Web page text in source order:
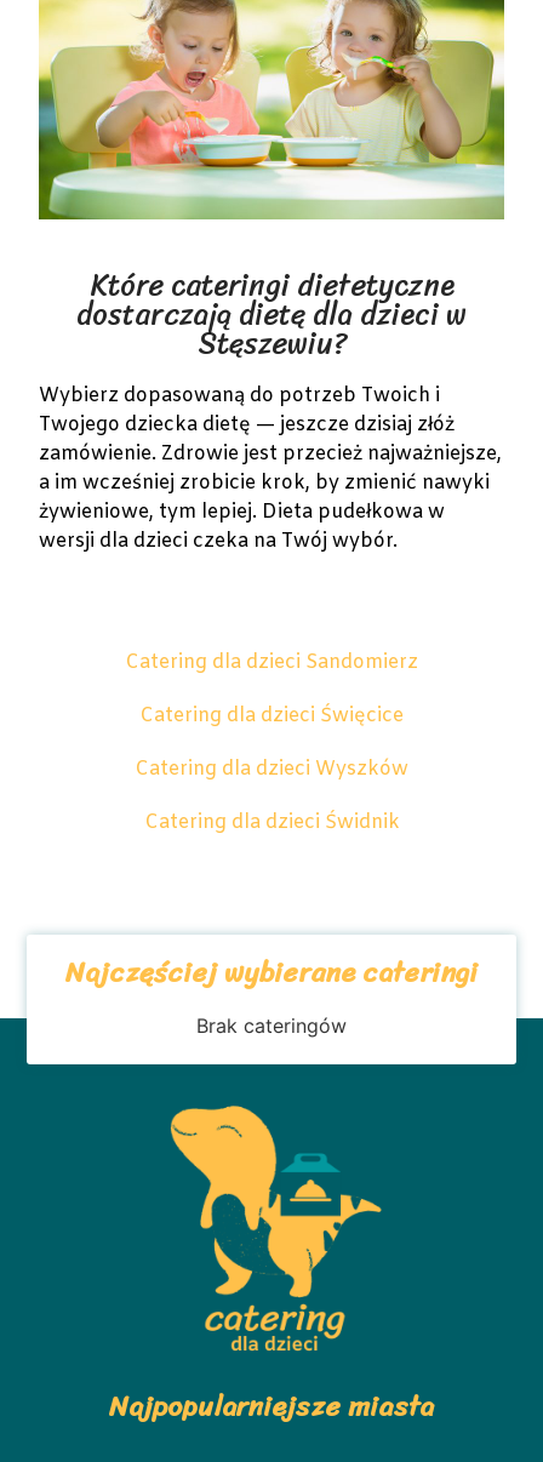
Które cateringi dietetyczne
dostarczają dietę dla dzieci w
Stęszewiu?
Wybierz dopasowaną do potrzeb Twoich i
Twojego dziecka dietę — jeszcze dzisiaj złóż
zamówienie. Zdrowie jest przecież najważniejsze,
a im wcześniej zrobicie krok, by zmienić nawyki
żywieniowe, tym lepiej. Dieta pudełkowa w
wersji dla dzieci czeka na Twój wybór.
Catering dla dzieci Sandomierz
Catering dla dzieci Święcice
Catering dla dzieci Wyszków
Catering dla dzieci Świdnik
Najczęściej wybierane cateringi
Brak cateringów
Najpopularniejsze miasta